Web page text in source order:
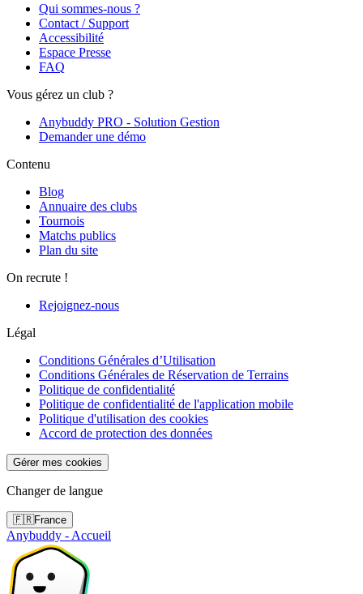
Qui sommes-nous ?
Contact / Support
Accessibilité
Espace Presse
FAQ
Vous gérez un club ?
Anybuddy PRO - Solution Gestion
Demander une démo
Contenu
Blog
Annuaire des clubs
Tournois
Matchs publics
Plan du site
On recrute !
Rejoignez-nous
Légal
Conditions Générales d’Utilisation
Conditions Générales de Réservation de Terrains
Politique de confidentialité
Politique de confidentialité de l'application mobile
Politique d'utilisation des cookies
Accord de protection des données
Gérer mes cookies
Changer de langue
🇫🇷France
Anybuddy - Accueil